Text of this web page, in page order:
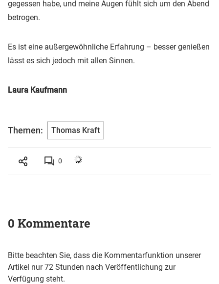
gegessen habe, und meine Augen fühlt sich um den Abend
betrogen.
Es ist eine außergewöhnliche Erfahrung – besser genießen
lässt es sich jedoch mit allen Sinnen.
Laura Kaufmann
Themen: Thomas Kraft
0
0 Kommentare
Bitte beachten Sie, dass die Kommentarfunktion unserer
Artikel nur 72 Stunden nach Veröffentlichung zur
Verfügung steht.